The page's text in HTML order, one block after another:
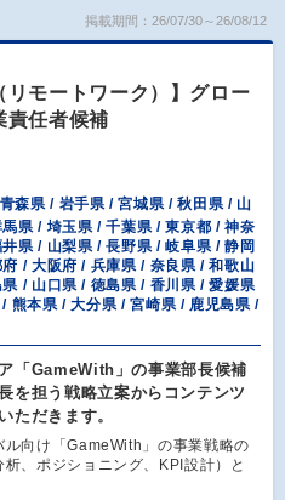
掲載期間：26/07/30～26/08/12
リモートワーク）】グロー
責任者候補
森県 / 岩手県 / 宮城県 / 秋田県 / 山
県 / 埼玉県 / 千葉県 / 東京都 / 神奈
県 / 山梨県 / 長野県 / 岐阜県 / 静岡
/ 大阪府 / 兵庫県 / 奈良県 / 和歌山
/ 山口県 / 徳島県 / 香川県 / 愛媛県
熊本県 / 大分県 / 宮崎県 / 鹿児島県 /
「GameWith」の事業部長候補
を担う戦略立案からコンテンツ
ただきます。
ル向け「GameWith」の事業戦略の
、ポジショニング、KPI設計）と